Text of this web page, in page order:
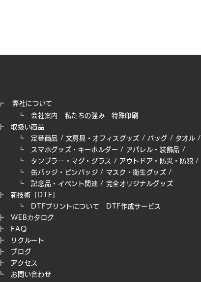
┏ 弊社について
┗会社案内 私たちの強み​
特殊印刷
┣
取扱い商品
┗定番商品 / 文房具・オフィスグッズ / バッグ / タオル /
┗
スマホグッズ・キーホルダー / アパレル・装飾品 /
┗タンブラー・マグ・グラス / アウトドア・防災・防犯 /
┗缶バッジ・ピンバッジ / マスク・衛生グッズ /
┗記念品・イベント関連 / 完全オリジナルグッズ
┣
新技術「DTF」
┗ DTFプリントについて
DTF作成サービス
┣
WEB​カタログ
┣
FAQ
┣ リクルート
┣
ブログ
┣
アクセス
┗ お問い合わせ